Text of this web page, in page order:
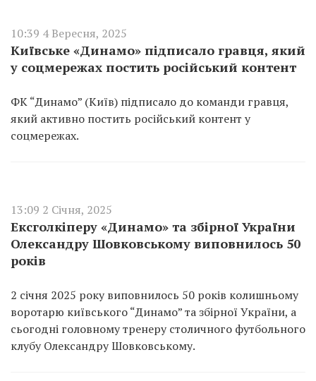
10:39 4 Вересня, 2025
Київське «Динамо» підписало гравця, який
у соцмережах постить російський контент
ФК “Динамо” (Київ) підписало до команди гравця,
який активно постить російський контент у
соцмережах.
13:09 2 Січня, 2025
Ексголкіперу «Динамо» та збірної України
Олександру Шовковському виповнилось 50
років
2 січня 2025 року виповнилось 50 років колишньому
воротарю київського “Динамо” та збірної України, а
сьогодні головному тренеру столичного футбольного
клубу Олександру Шовковському.